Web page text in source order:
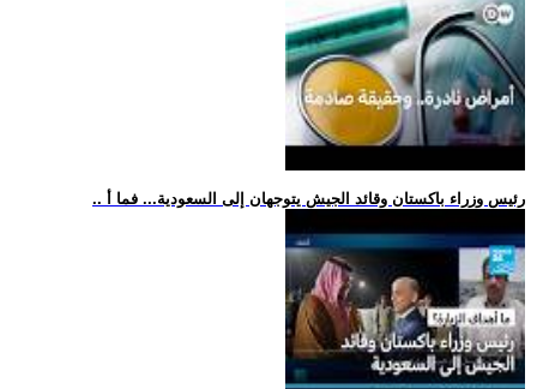
.. رئيس وزراء باكستان وقائد الجيش يتوجهان إلى السعودية... فما أ